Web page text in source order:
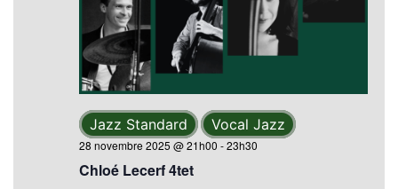
Chloé Lecerf 4tet
28 novembre 2025 @ 21h00 -23h30
Jazz Standard Vocal Jazz